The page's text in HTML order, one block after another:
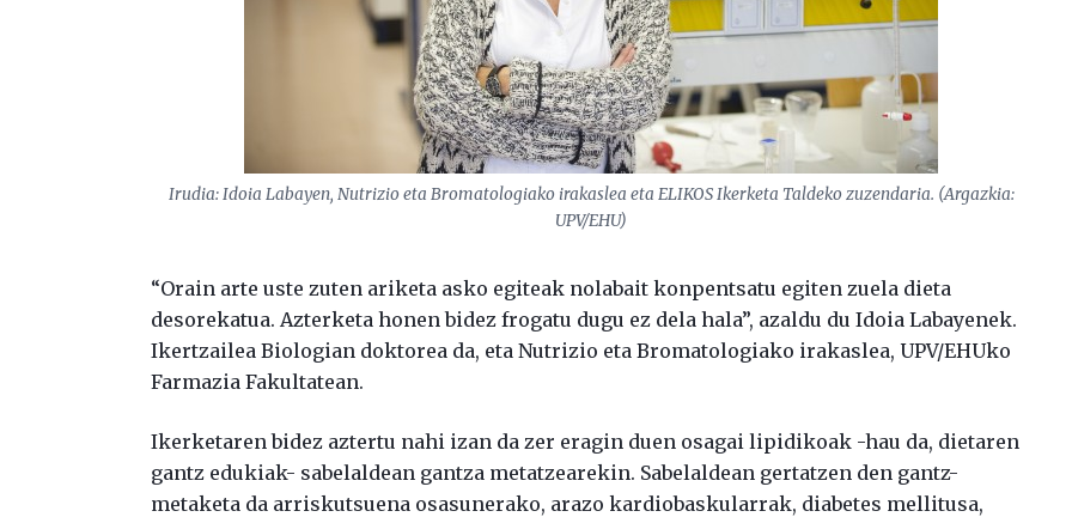
Irudia: Idoia Labayen, Nutrizio eta Bromatologiako irakaslea eta ELIKOS Ikerketa Taldeko zuzendaria. (Argazkia:
UPV/EHU)
“Orain arte uste zuten ariketa asko egiteak nolabait konpentsatu egiten zuela dieta
desorekatua. Azterketa honen bidez frogatu dugu ez dela hala”, azaldu du Idoia Labayenek.
Ikertzailea Biologian doktorea da, eta Nutrizio eta Bromatologiako irakaslea, UPV/EHUko
Farmazia Fakultatean.
Ikerketaren bidez aztertu nahi izan da zer eragin duen osagai lipidikoak -hau da, dietaren
gantz edukiak- sabelaldean gantza metatzearekin. Sabelaldean gertatzen den gantz-
metaketa da arriskutsuena osasunerako, arazo kardiobaskularrak, diabetes mellitusa,